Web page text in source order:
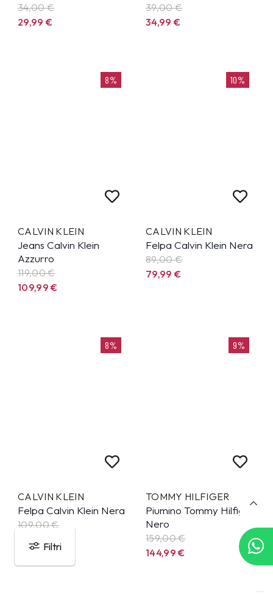
Filtri
34,00 €
29,99€
39,00 €
34,99€
8%
CALVIN KLEIN
Jeans Calvin Klein
Azzurro
119,00 €
109,99€
10%
CALVIN KLEIN
Felpa Calvin Klein Nera
89,00 €
79,99€
8%
CALVIN KLEIN
Felpa Calvin Klein Nera
109,00 €
99,99
9%
TOMMY HILFIGER
Piumino Tommy Hilfiger
Nero
159,00 €
144,99€